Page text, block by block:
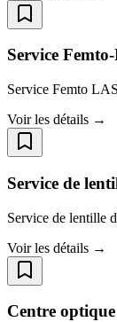
Service
Service Femto
Voir les détails →
Service de
Service de lentille
Voir les détails →
Centre optique